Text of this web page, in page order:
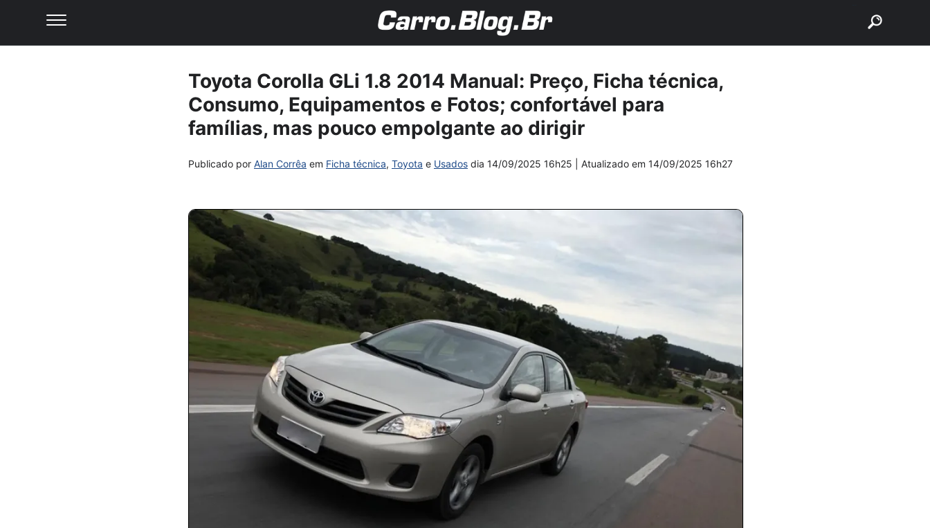
Toyota Corolla GLi 1.8 2014 Manual: Preço, Ficha técnica,
Consumo, Equipamentos e Fotos; confortável para
famílias, mas pouco empolgante ao dirigir
Publicado por Alan Corrêa em Ficha técnica, Toyota e Usados dia 14/09/2025 16h25 | Atualizado em 14/09/2025 16h27